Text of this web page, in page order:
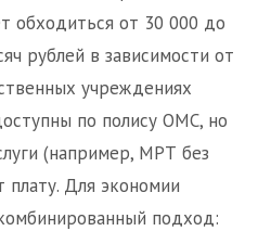
обходиться от 30 000 до
рублей в зависимости от
учреждениях
по полису ОМС, но
(например, МРТ без
Для экономии
подход: